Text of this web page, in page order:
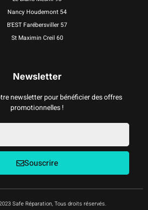
Nancy Houdemont 54
B'EST Farébersviller 57
St Maximin Creil 60
Newsletter
newsletter pour bénéficier des offres
promotionnelles !
Souscrire
Safe Réparation, Tous droits réservés.